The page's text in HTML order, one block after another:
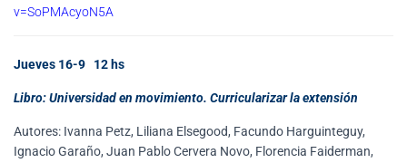
v=SoPMAcyoN5A
Jueves 16-9 12 hs
Libro: Universidad en movimiento. Curricularizar la extensión
Autores: Ivanna Petz, Liliana Elsegood, Facundo Harguinteguy,
Ignacio Garaño, Juan Pablo Cervera Novo, Florencia Faiderman,